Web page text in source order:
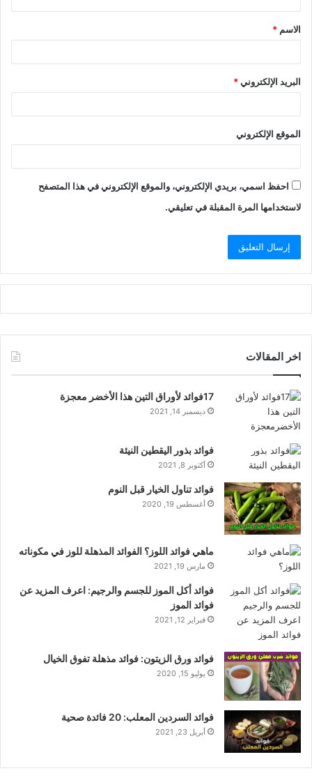
ق
*
الاسم *
البريد الإلكتروني*
الموقع الإلكتروني
احفظ اسمي، بريدي الإلكتروني، والموقع الإلكتروني في هذا المتصفح
لاستخدامها المرة المقبلة في تعليقي.
اخر المقالات
17فوائد لأوراق التين هذا الأخضر معجزة
ديسمبر 14, 2021
فوائد بذور اليقطين النيئة
أكتوبر 8, 2021
فوائد تناول الخيار قبل النوم
أغسطس 19, 2020
ماهي فوائد اللوز؟ الفوائد المذهلة للوز في مكوناته
مارس 19, 2021
فوائد أكل الموز للجسم والرجيم: اعرف المزيد عن
فوائد الموز
فبراير 12, 2021
فوائد ورق الزيتون: فوائد مذهلة تفوق الخيال
يوليو 15, 2020
فوائد السردين المعلب: 20 فائدة صحية
أبريل 23, 2021